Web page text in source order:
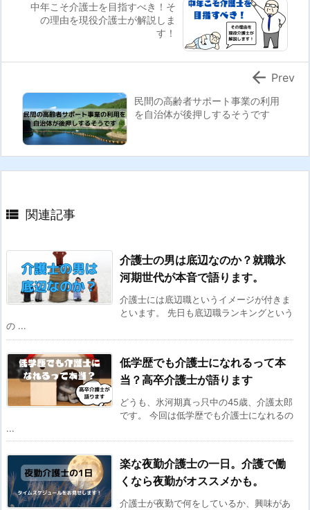
中年こそ介護士を目指すべき！そ
の理由を現役介護士が解説しま
す！
民間の高齢者サポート事業の利用
を自治体が後押しするそうです
 Prev
 関連記事
介護士の男は底辺なのか？就職氷
河期世代が本音で語ります。
介護士には底辺職というイメージが付きま
といます。 先日も底辺職ランキングという
の ...
低学歴でも介護士になれるって本
当？高卒介護士が語ります
どうも、氷河期真っ只中の45歳、介護太郎
です。 今回は低学歴でも介護士になれるの
...
楽な夜勤介護士の一日。介護で働
くなら夜勤がオススメかも。
介護士が夜勤で何をしているか、興味があ